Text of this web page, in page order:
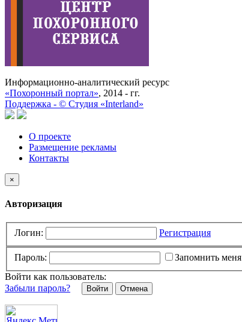
Информационно-аналитический ресурс
«Похоронный портал», 2014 - гг.
Поддержка - © Cтудия «Interland»
О проекте
Размещение рекламы
Контакты
×
Авторизация
Логин: Регистрация
Пароль:
Запомнить меня
Войти как пользователь:
Забыли пароль?
Отмена